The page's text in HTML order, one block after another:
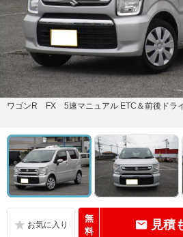
ワゴンR FX 5速マニュアル ETC＆前後ドラ
無
料
見積